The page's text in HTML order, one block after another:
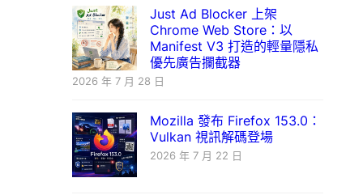
Just Ad Blocker 上架
Chrome Web Store：以
Manifest V3 打造的輕量隱私
優先廣告攔截器
2026 年 7 月 28 日
Mozilla 發布 Firefox 153.0：
Vulkan 視訊解碼登場
2026 年 7 月 22 日